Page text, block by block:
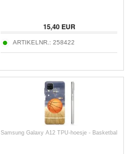
15,40EUR
ARTIKELNR.: 258422
Samsung Galaxy A12 TPU-hoesje - Basketbal